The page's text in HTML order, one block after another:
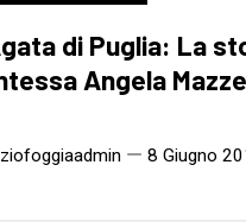
di Puglia: La
Angela
8 Giugno